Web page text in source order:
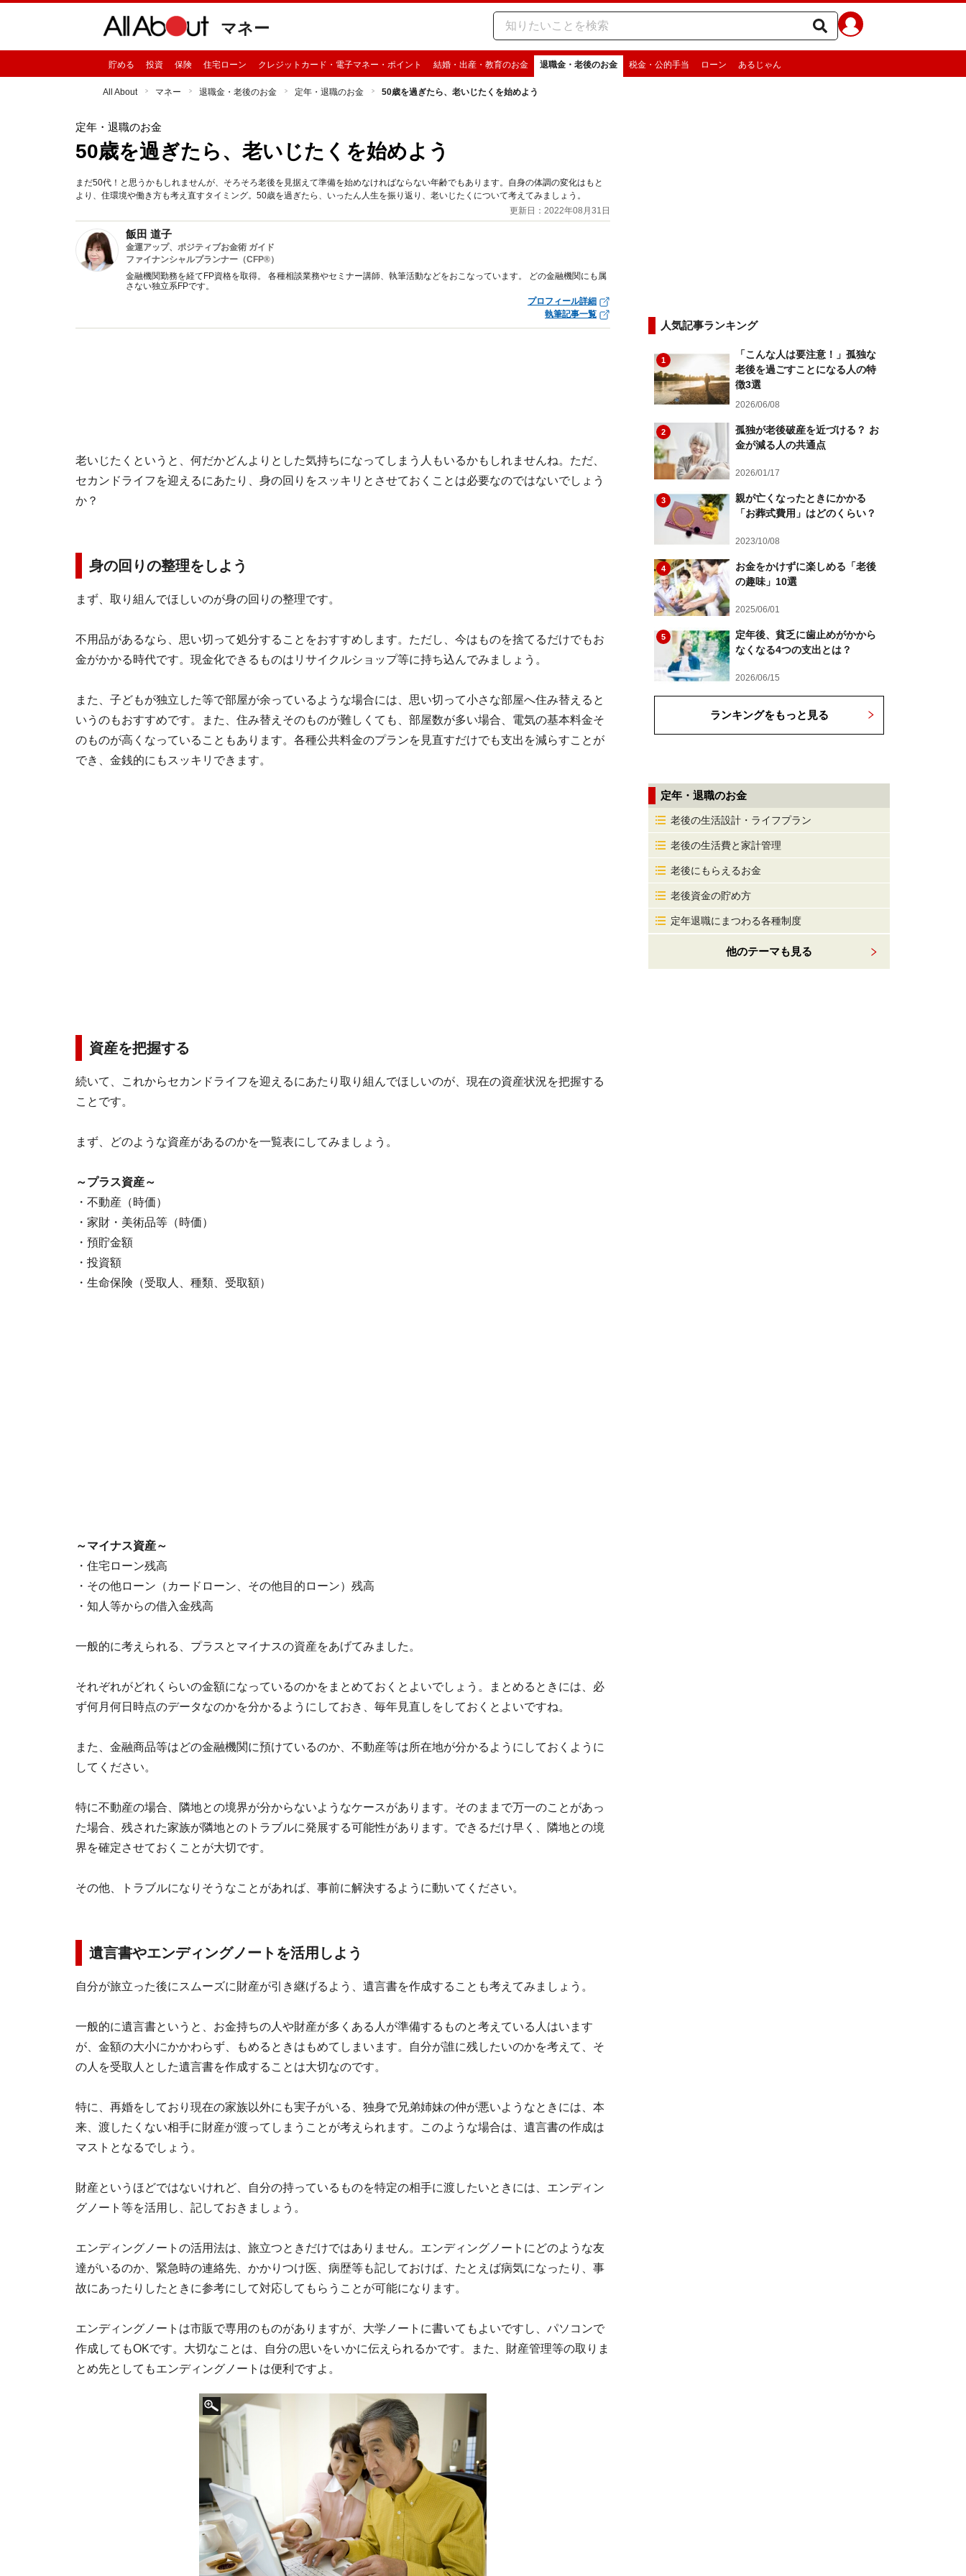
マネー
貯める 投資 保険 住宅ローン クレジットカード・電子マネー・ポイント 結婚・出産・教育のお金 退職金・老後のお金 税金・公的手当 ローン あるじゃん
All About マネー 退職金・老後のお金 定年・退職のお金 50歳を過ぎたら、老いじたくを始めよう
定年・退職のお金
50歳を過ぎたら、老いじたくを始めよう
まだ50代！と思うかもしれませんが、そろそろ老後を見据えて準備を始めなければならない年齢でもあります。自身の体調の変化はもと
より、住環境や働き方も考え直すタイミング。50歳を過ぎたら、いったん人生を振り返り、老いじたくについて考えてみましょう。
更新日：2022年08月31日
飯田 道子
金運アップ、ポジティブお金術 ガイド
ファイナンシャルプランナー（CFP®）
金融機関勤務を経てFP資格を取得。 各種相談業務やセミナー講師、執筆活動などをおこなっています。 どの金融機関にも属
さない独立系FPです。
プロフィール詳細
執筆記事一覧
老いじたくというと、何だかどんよりとした気持ちになってしまう人もいるかもしれませんね。ただ、
セカンドライフを迎えるにあたり、身の回りをスッキリとさせておくことは必要なのではないでしょう
か？
身の回りの整理をしよう
まず、取り組んでほしいのが身の回りの整理です。
不用品があるなら、思い切って処分することをおすすめします。ただし、今はものを捨てるだけでもお
金がかかる時代です。現金化できるものはリサイクルショップ等に持ち込んでみましょう。
また、子どもが独立した等で部屋が余っているような場合には、思い切って小さな部屋へ住み替えると
いうのもおすすめです。また、住み替えそのものが難しくても、部屋数が多い場合、電気の基本料金そ
のものが高くなっていることもあります。各種公共料金のプランを見直すだけでも支出を減らすことが
でき、金銭的にもスッキリできます。
資産を把握する
続いて、これからセカンドライフを迎えるにあたり取り組んでほしいのが、現在の資産状況を把握する
ことです。
まず、どのような資産があるのかを一覧表にしてみましょう。
～プラス資産～
・不動産（時価）
・家財・美術品等（時価）
・預貯金額
・投資額
・生命保険（受取人、種類、受取額）
～マイナス資産～
・住宅ローン残高
・その他ローン（カードローン、その他目的ローン）残高
・知人等からの借入金残高
一般的に考えられる、プラスとマイナスの資産をあげてみました。
それぞれがどれくらいの金額になっているのかをまとめておくとよいでしょう。まとめるときには、必
ず何月何日時点のデータなのかを分かるようにしておき、毎年見直しをしておくとよいですね。
また、金融商品等はどの金融機関に預けているのか、不動産等は所在地が分かるようにしておくように
してください。
特に不動産の場合、隣地との境界が分からないようなケースがあります。そのままで万一のことがあっ
た場合、残された家族が隣地とのトラブルに発展する可能性があります。できるだけ早く、隣地との境
界を確定させておくことが大切です。
その他、トラブルになりそうなことがあれば、事前に解決するように動いてください。
遺言書やエンディングノートを活用しよう
自分が旅立った後にスムーズに財産が引き継げるよう、遺言書を作成することも考えてみましょう。
一般的に遺言書というと、お金持ちの人や財産が多くある人が準備するものと考えている人はいます
が、金額の大小にかかわらず、もめるときはもめてしまいます。自分が誰に残したいのかを考えて、そ
の人を受取人とした遺言書を作成することは大切なのです。
特に、再婚をしており現在の家族以外にも実子がいる、独身で兄弟姉妹の仲が悪いようなときには、本
来、渡したくない相手に財産が渡ってしまうことが考えられます。このような場合は、遺言書の作成は
マストとなるでしょう。
財産というほどではないけれど、自分の持っているものを特定の相手に渡したいときには、エンディン
グノート等を活用し、記しておきましょう。
エンディングノートの活用法は、旅立つときだけではありません。エンディングノートにどのような友
達がいるのか、緊急時の連絡先、かかりつけ医、病歴等も記しておけば、たとえば病気になったり、事
故にあったりしたときに参考にして対応してもらうことが可能になります。
エンディングノートは市販で専用のものがありますが、大学ノートに書いてもよいですし、パソコンで
作成してもOKです。大切なことは、自分の思いをいかに伝えられるかです。また、財産管理等の取りま
とめ先としてもエンディングノートは便利ですよ。
人気記事ランキング
1
「こんな人は要注意！」孤独な
老後を過ごすことになる人の特
徴3選
2026/06/08
2
孤独が老後破産を近づける？ お
金が減る人の共通点
2026/01/17
3
親が亡くなったときにかかる
「お葬式費用」はどのくらい？
2023/10/08
4
お金をかけずに楽しめる「老後
の趣味」10選
2025/06/01
5
定年後、貧乏に歯止めがかから
なくなる4つの支出とは？
2026/06/15
ランキングをもっと見る
定年・退職のお金
老後の生活設計・ライフプラン
老後の生活費と家計管理
老後にもらえるお金
老後資金の貯め方
定年退職にまつわる各種制度
他のテーマも見る